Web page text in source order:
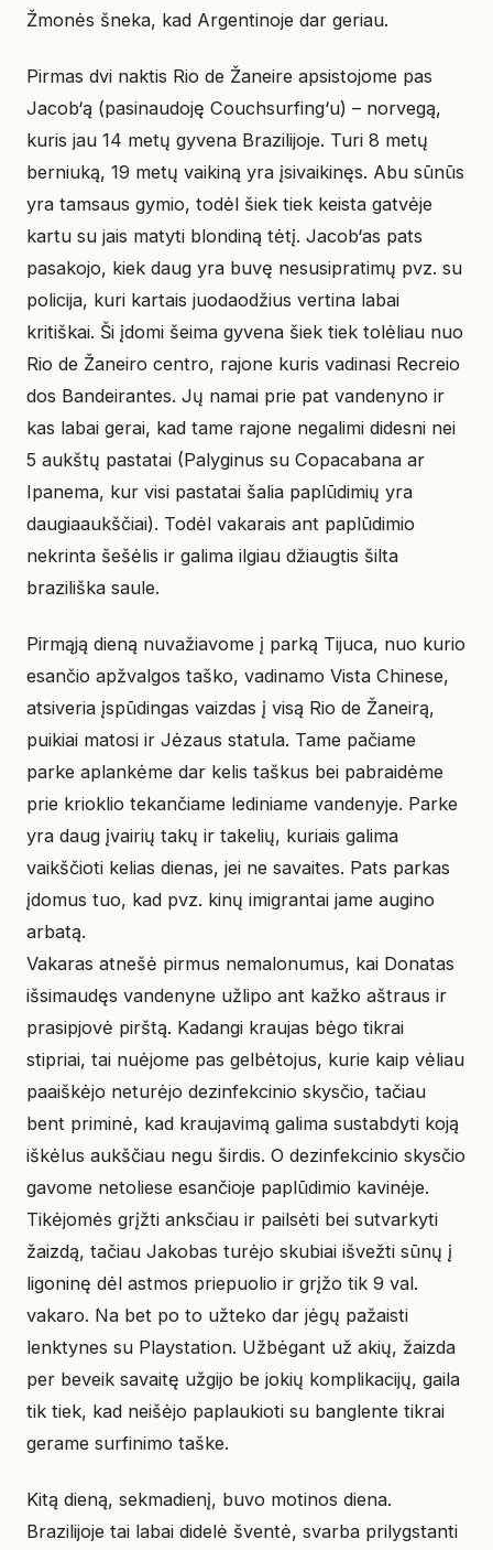
Žmonės šneka, kad Argentinoje dar geriau.
Pirmas dvi naktis Rio de Žaneire apsistojome pas
Jacob‘ą (pasinaudoję Couchsurfing‘u) – norvegą,
kuris jau 14 metų gyvena Brazilijoje. Turi 8 metų
berniuką, 19 metų vaikiną yra įsivaikinęs. Abu sūnūs
yra tamsaus gymio, todėl šiek tiek keista gatvėje
kartu su jais matyti blondiną tėtį. Jacob‘as pats
pasakojo, kiek daug yra buvę nesusipratimų pvz. su
policija, kuri kartais juodaodžius vertina labai
kritiškai. Ši įdomi šeima gyvena šiek tiek tolėliau nuo
Rio de Žaneiro centro, rajone kuris vadinasi Recreio
dos Bandeirantes. Jų namai prie pat vandenyno ir
kas labai gerai, kad tame rajone negalimi didesni nei
5 aukštų pastatai (Palyginus su Copacabana ar
Ipanema, kur visi pastatai šalia paplūdimių yra
daugiaaukščiai). Todėl vakarais ant paplūdimio
nekrinta šešėlis ir galima ilgiau džiaugtis šilta
braziliška saule.
Pirmąją dieną nuvažiavome į parką Tijuca, nuo kurio
esančio apžvalgos taško, vadinamo Vista Chinese,
atsiveria įspūdingas vaizdas į visą Rio de Žaneirą,
puikiai matosi ir Jėzaus statula. Tame pačiame
parke aplankėme dar kelis taškus bei pabraidėme
prie krioklio tekančiame lediniame vandenyje. Parke
yra daug įvairių takų ir takelių, kuriais galima
vaikščioti kelias dienas, jei ne savaites. Pats parkas
įdomus tuo, kad pvz. kinų imigrantai jame augino
arbatą.
Vakaras atnešė pirmus nemalonumus, kai Donatas
išsimaudęs vandenyne užlipo ant kažko aštraus ir
prasipjovė pirštą. Kadangi kraujas bėgo tikrai
stipriai, tai nuėjome pas gelbėtojus, kurie kaip vėliau
paaiškėjo neturėjo dezinfekcinio skysčio, tačiau
bent priminė, kad kraujavimą galima sustabdyti koją
iškėlus aukščiau negu širdis. O dezinfekcinio skysčio
gavome netoliese esančioje paplūdimio kavinėje.
Tikėjomės grįžti anksčiau ir pailsėti bei sutvarkyti
žaizdą, tačiau Jakobas turėjo skubiai išvežti sūnų į
ligoninę dėl astmos priepuolio ir grįžo tik 9 val.
vakaro. Na bet po to užteko dar jėgų pažaisti
lenktynes su Playstation. Užbėgant už akių, žaizda
per beveik savaitę užgijo be jokių komplikacijų, gaila
tik tiek, kad neišėjo paplaukioti su banglente tikrai
gerame surfinimo taške.
Kitą dieną, sekmadienį, buvo motinos diena.
Brazilijoje tai labai didelė šventė, svarba prilygstanti